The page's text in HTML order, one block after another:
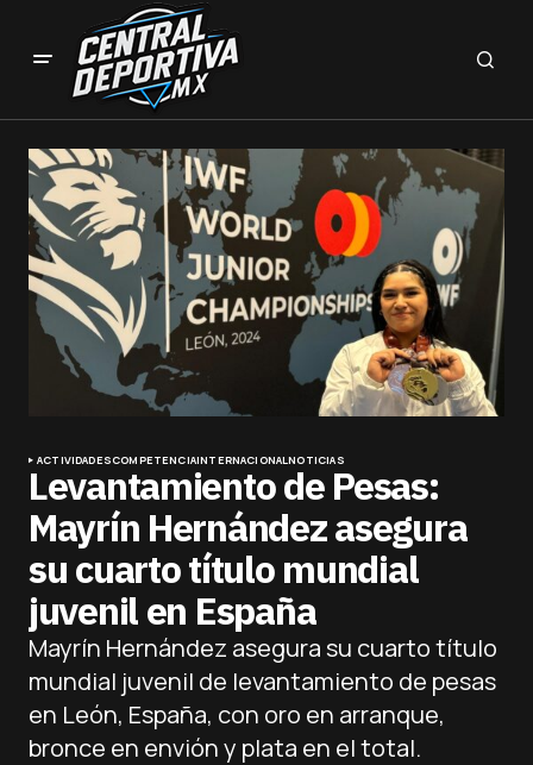
ACTIVIDADESCOMPETENCIAINTERNACIONALNOTICIAS
Levantamiento de Pesas:
Mayrín Hernández asegura
su cuarto título mundial
juvenil en España
Mayrín Hernández asegura su cuarto título
mundial juvenil de levantamiento de pesas
en León, España, con oro en arranque,
bronce en envión y plata en el total.